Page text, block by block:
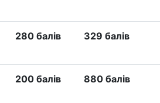
280 балів 329 балів
200 балів 880 балів